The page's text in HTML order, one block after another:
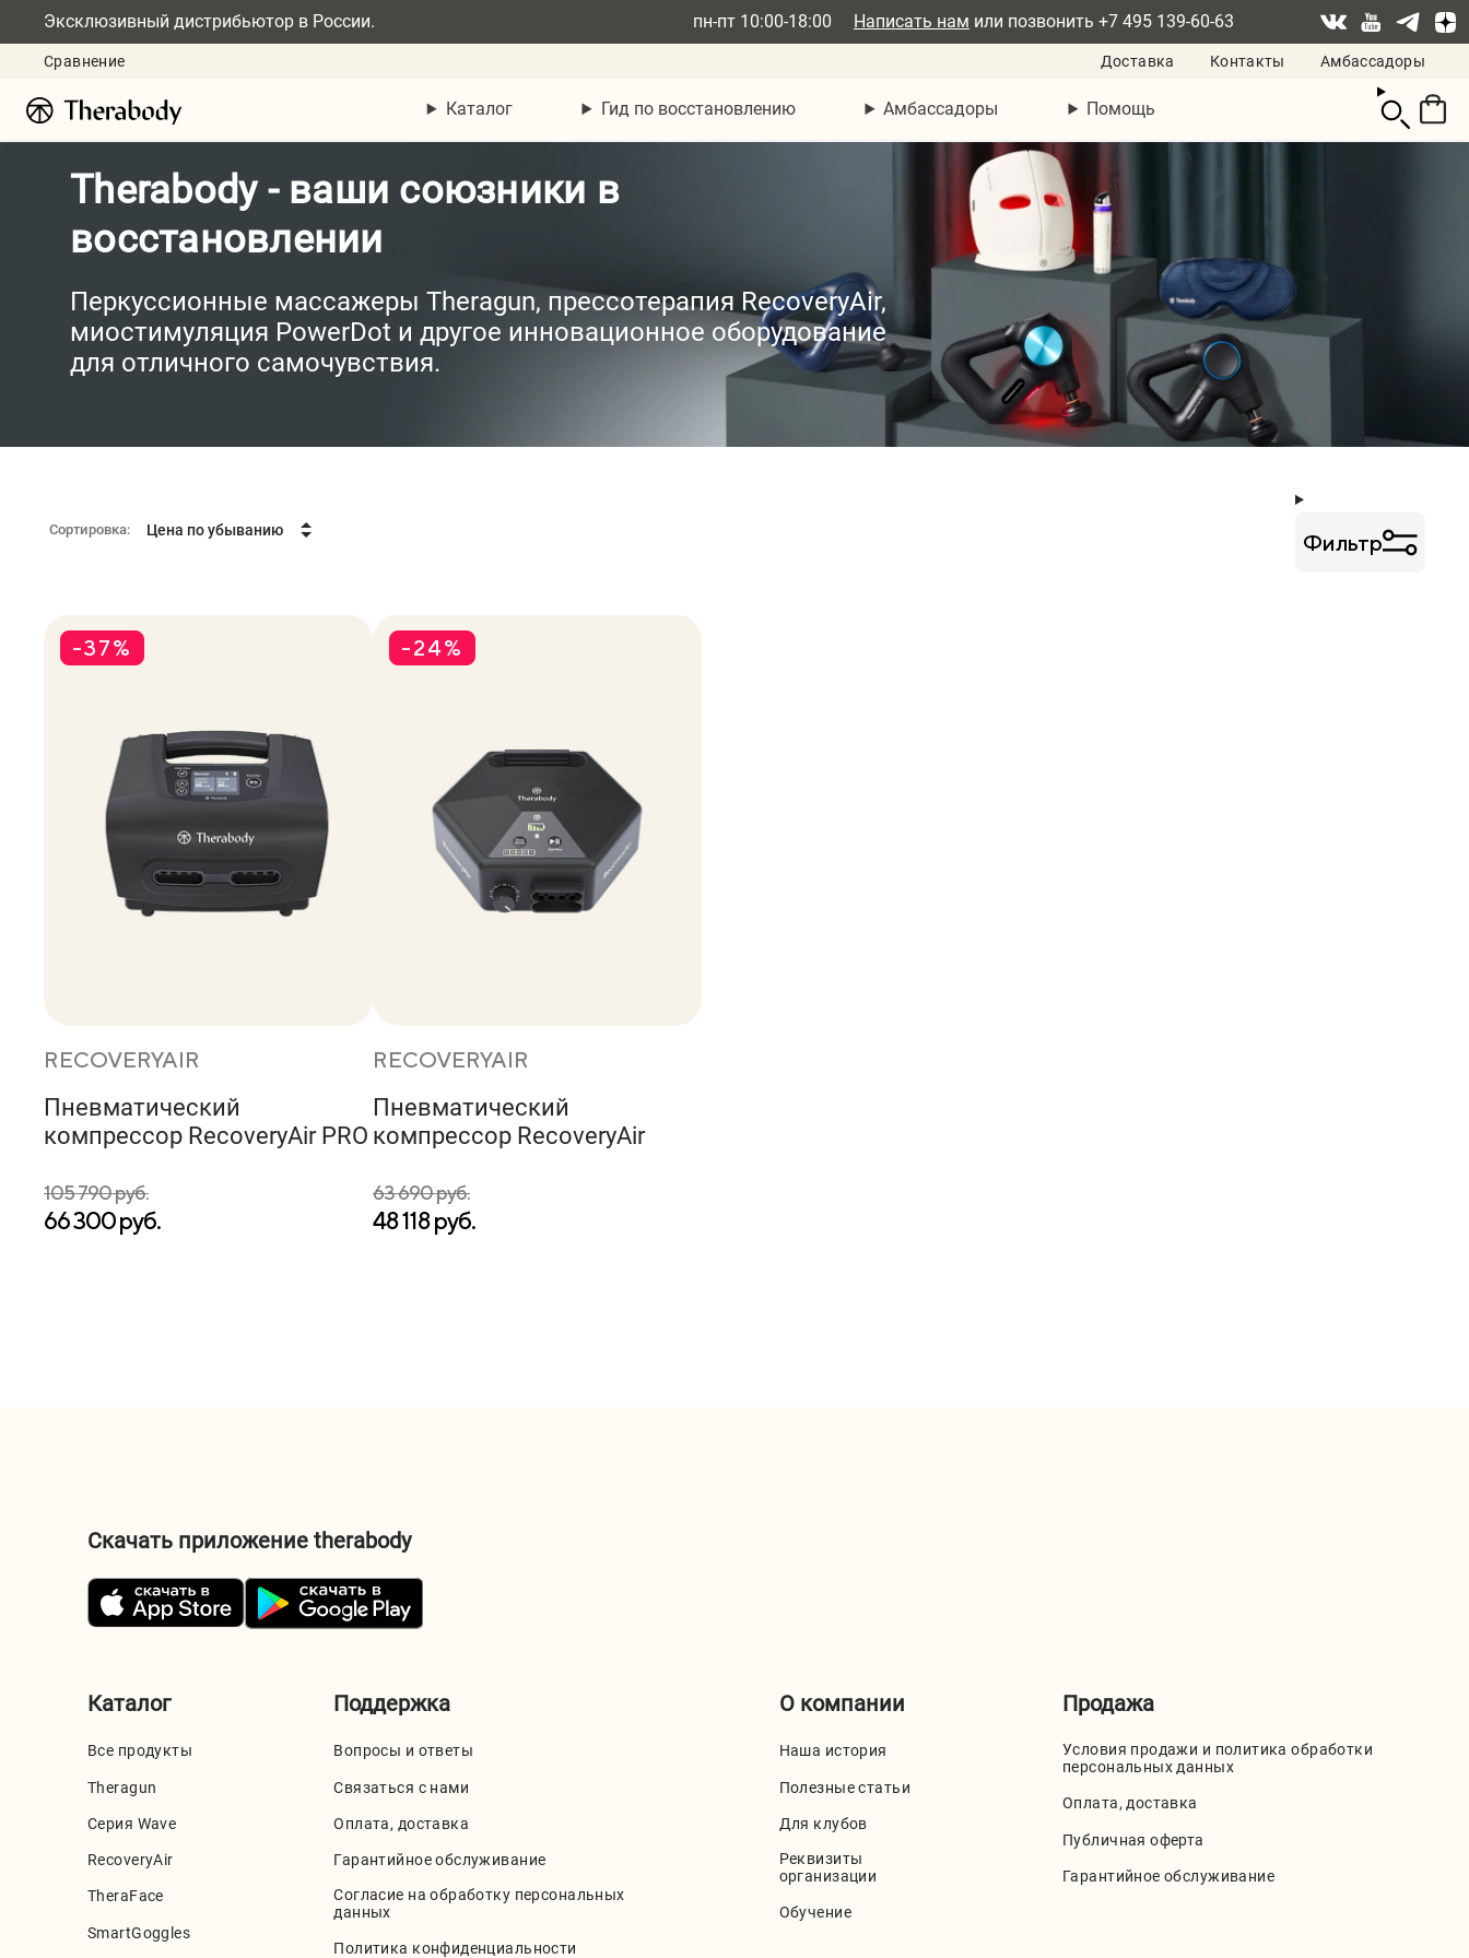
Эксклюзивный дистрибьютор в России. пн-пт 10:00-18:00 Написать нам или позвонить +7 495 139-60-63
Сравнение Доставка Контакты Амбассадоры
Каталог Гид по восстановлению Амбассадоры Помощь
корзину
Therabody - ваши союзники в
восстановлении
Перкуссионные массажеры Theragun, прессотерапия RecoveryAir,
миостимуляция PowerDot и другое инновационное оборудование
для отличного самочувствия.
Сортировка: Цена по убыванию Фильтр
-37%
RECOVERYAIR
Пневматический
компрессор RecoveryAir PRO
105 790 руб.
66 300 руб.
-24%
RECOVERYAIR
Пневматический
компрессор RecoveryAir
63 690 руб.
48 118 руб.
Каталог
Все продукты
Theragun
Серия Wave
RecoveryAir
TheraFace
SmartGoggles
Поддержка
Вопросы и ответы
Связаться с нами
Оплата, доставка
Гарантийное обслуживание
Согласие на обработку персональных
данных
Политика конфиденциальности
О компании
Наша история
Полезные статьи
Для клубов
Реквизиты
организации
Обучение
Продажа
Условия продажи и политика обработки
персональных данных
Оплата, доставка
Публичная оферта
Гарантийное обслуживание
Скачать приложение therabody